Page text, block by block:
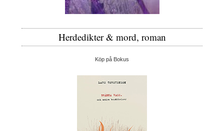
Herdedikter & mord, roman
Köp på Bokus